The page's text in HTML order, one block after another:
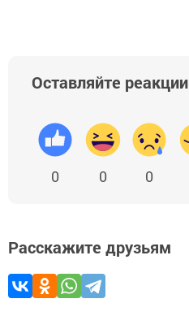
Оставляйте реакции
0 0 0
Расскажите друзьям